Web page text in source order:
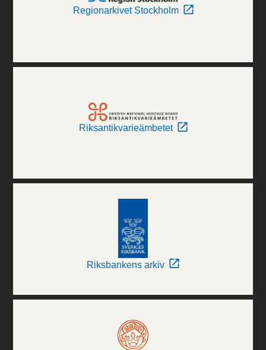
Regionarkivet Stockholm
Riksantikvarieämbetet
Riksbankens arkiv